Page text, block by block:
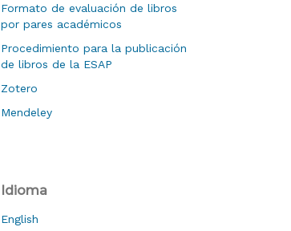
Formato de evaluación de libros
por pares académicos
Procedimiento para la publicación
de libros de la ESAP
Zotero
Mendeley
Idioma
English